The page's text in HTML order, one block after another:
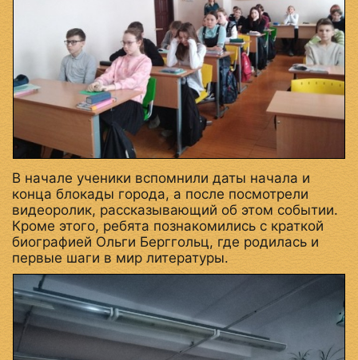
В начале ученики вспомнили даты начала и
конца блокады города, а после посмотрели
видеоролик, рассказывающий об этом событии.
Кроме этого, ребята познакомились с краткой
биографией Ольги Берггольц, где родилась и
первые шаги в мир литературы.